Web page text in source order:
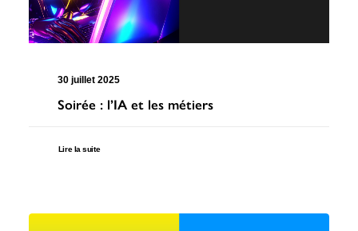
30 juillet 2025
Soirée : l’IA et les métiers
Lire la suite